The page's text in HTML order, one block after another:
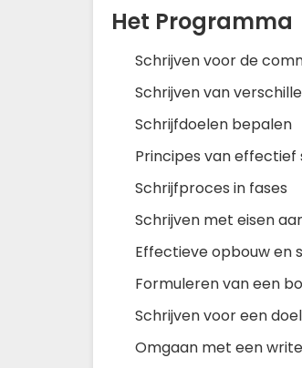
Het Programma
Schrijven voor de
Schrijven van
Schrijfdoelen bepalen
Principes van effectief
Schrijfproces in fases
Schrijven met eisen
Effectieve opbouw en
Formuleren van een
Schrijven voor een
Omgaan met een